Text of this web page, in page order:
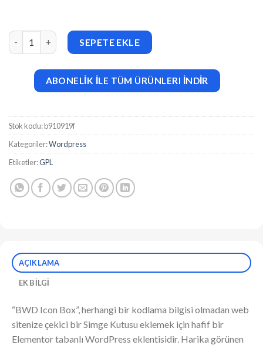
BWD Icon Box addon for elementor v1.0 adet
SEPETE EKLE
ABONELİK İLE TÜM ÜRÜNLERI İNDİR
Stok kodu:b910919f
Kategoriler:Wordpress
Etiketler:GPL
AÇIKLAMA
EK BILGI
“BWD Icon Box”, herhangi bir kodlama bilgisi olmadan web
sitenize çekici bir Simge Kutusu eklemek için hafif bir
Elementor tabanlı WordPress eklentisidir. Harika görünen